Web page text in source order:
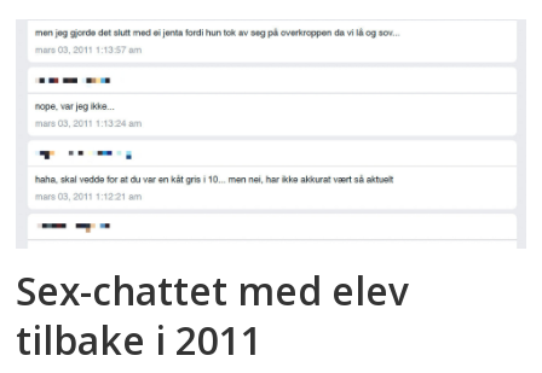
Sex-chattet med elev
tilbake i 2011